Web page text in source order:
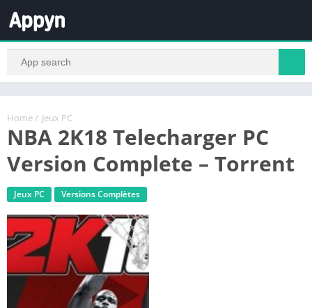
Home / Jeux PC
NBA 2K18 Telecharger PC
Version Complete – Torrent
Jeux PC Versions Complètes